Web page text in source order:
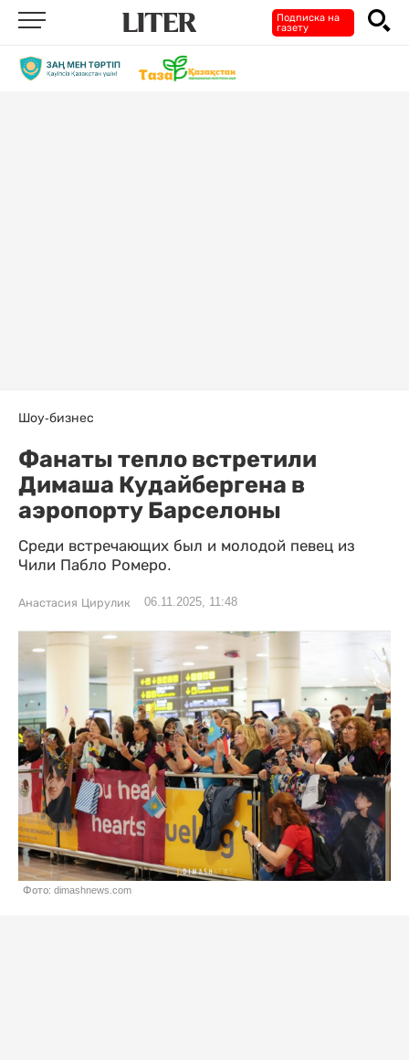
Подписка на
газету
Шоу-бизнес
Фанаты тепло встретили
Димаша Кудайбергена в
аэропорту Барселоны
Среди встречающих был и молодой певец из
Чили Пабло Ромеро.
Анастасия Цирулик 06.11.2025, 11:48
Фото: dimashnews.com